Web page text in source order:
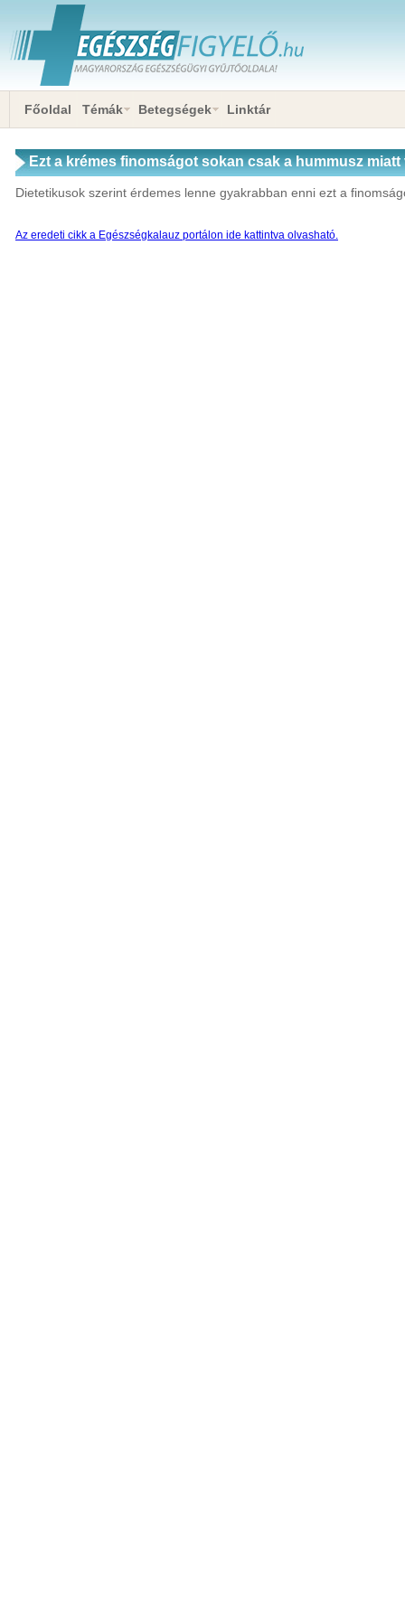
Főoldal Témák Betegségek Linktár
Ezt a krémes finomságot sokan csak a hummusz miatt
meglepően egészséges
Dietetikusok szerint érdemes lenne gyakrabban enni ezt a
Az eredeti cikk a Egészségkalauz portálon ide kattintva olvasható.